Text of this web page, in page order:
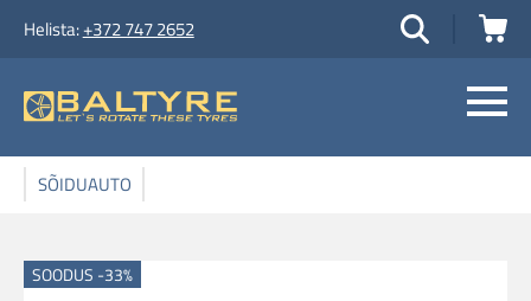
Helista:+372 747 2652
SÕIDUAUTO
SOODUS -33%